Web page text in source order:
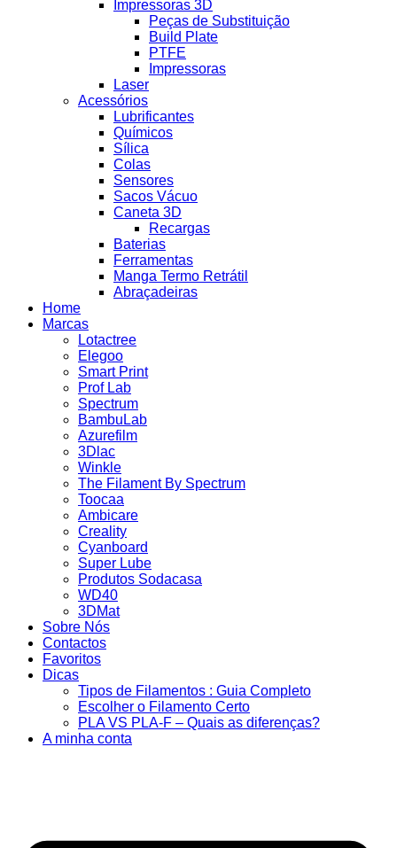
Impressoras 3D
Peças de Substituição
Build Plate
PTFE
Impressoras
Laser
Acessórios
Lubrificantes
Químicos
Sílica
Colas
Sensores
Sacos Vácuo
Caneta 3D
Recargas
Baterias
Ferramentas
Manga Termo Retrátil
Abraçadeiras
Home
Marcas
Lotactree
Elegoo
Smart Print
Prof Lab
Spectrum
BambuLab
Azurefilm
3Dlac
Winkle
The Filament By Spectrum
Toocaa
Ambicare
Creality
Cyanboard
Super Lube
Produtos Sodacasa
WD40
3DMat
Sobre Nós
Contactos
Favoritos
Dicas
Tipos de Filamentos : Guia Completo
Escolher o Filamento Certo
PLA VS PLA-F – Quais as diferenças?
A minha conta